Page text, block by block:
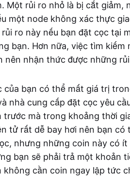
rủi ro nhỏ là bị cắt giảm,
một node không xác thực
ro này nếu bạn đặt cọc tại
bạn. Hơn nữa, việc tìm kiếm
nhận thức được những
của bạn có thể mất giá trị
nhà cung cấp đặt cọc yêu
mà trong khoảng thời
tử rất dễ bay hơi nên bạn có
nhưng những coin này có
bạn sẽ phải trả một khoản
cần coin ngay lập tức